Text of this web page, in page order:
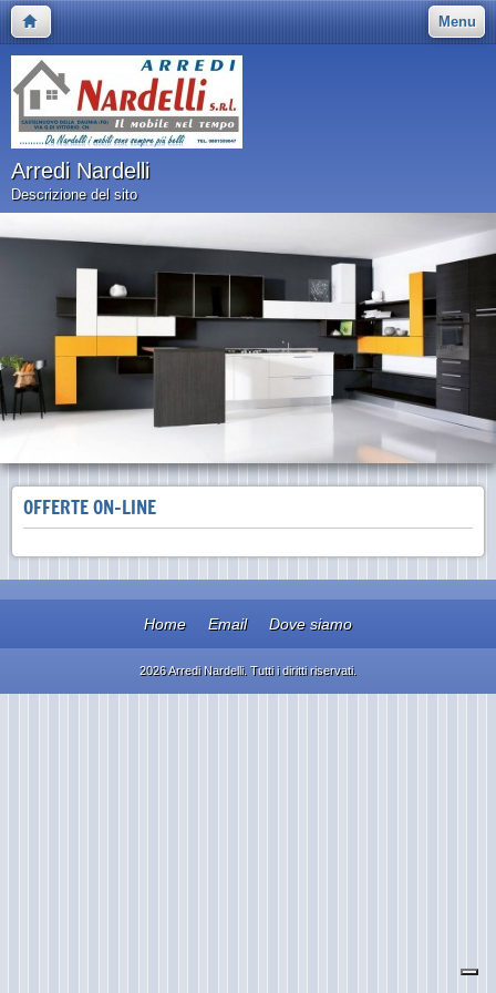
Menu
Arredi Nardelli
Descrizione del sito
OFFERTE ON-LINE
Home Email Dove siamo
2026 Arredi Nardelli. Tutti i diritti riservati.